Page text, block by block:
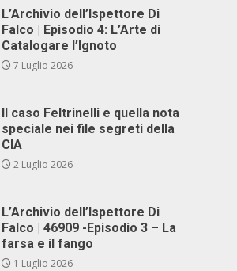
L’Archivio dell’Ispettore Di
Falco | Episodio 4: L’Arte di
Catalogare l’Ignoto
7 Luglio 2026
Il caso Feltrinelli e quella nota
speciale nei file segreti della
CIA
2 Luglio 2026
L’Archivio dell’Ispettore Di
Falco | 46909 -Episodio 3 – La
farsa e il fango
1 Luglio 2026